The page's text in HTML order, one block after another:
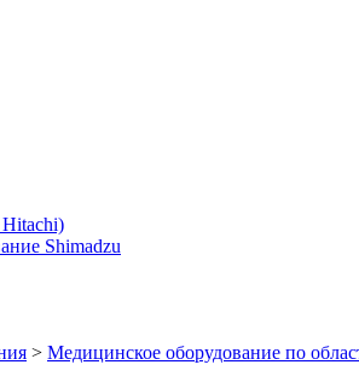
Shimadzu
> Медицинское оборудование по